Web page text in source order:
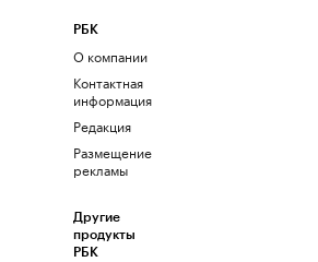
РБК
О компании
Контактная
информация
Редакция
Размещение
рекламы
Другие
продукты
РБК